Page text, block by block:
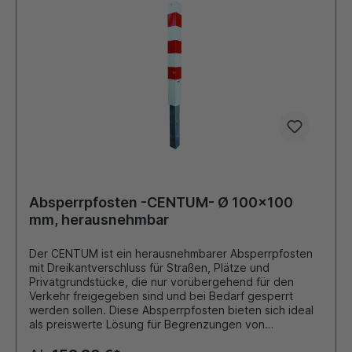
Absperrpfosten -CENTUM- Ø 100x100
mm, herausnehmbar
Der CENTUM ist ein herausnehmbarer Absperrpfosten
mit Dreikantverschluss für Straßen, Plätze und
Privatgrundstücke, die nur vorübergehend für den
Verkehr freigegeben sind und bei Bedarf gesperrt
werden sollen. Diese Absperrpfosten bieten sich ideal
als preiswerte Lösung für Begrenzungen von